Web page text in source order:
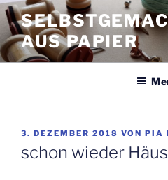
Zum
Inhalt
springenAUS PAPIER
VERÖFFENTLICHT
3. DEZEMBER 2018 VON PIA
schon wieder